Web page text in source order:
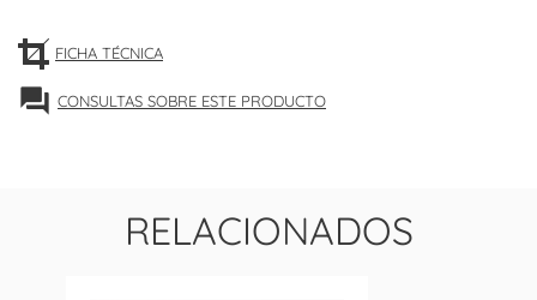
FICHA TÉCNICA
forum CONSULTAS SOBRE ESTE PRODUCTO
RELACIONADOS